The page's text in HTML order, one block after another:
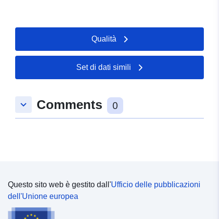
Qualità
Set di dati simili
keyboard_arrow_down Comments 0
Questo sito web è gestito dall'Ufficio delle pubblicazioni
dell'Unione europea